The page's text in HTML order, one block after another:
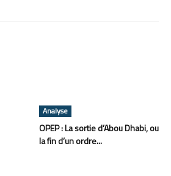
Analyse
OPEP : La sortie d’Abou Dhabi, ou
la fin d’un ordre...